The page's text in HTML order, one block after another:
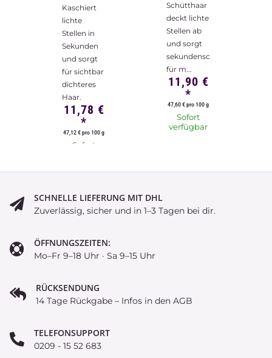
Kaschiert
lichte
Stellen in
Sekunden
und sorgt
für sichtbar
dichteres
Haar.
11,78 €
*
47,12 € pro 100 g
Sofort
Schütthaar
deckt lichte
Stellen ab
und sorgt
sekundenschnell
für m...
11,90 €
*
47,60 € pro 100 g
Sofort
verfügbar
SCHNELLE LIEFERUNG MIT DHL
Zuverlässig, sicher und in 1–3 Tagen bei dir.
ÖFFNUNGSZEITEN:
Mo–Fr 9–18 Uhr · Sa 9–15 Uhr
RÜCKSENDUNG
14 Tage Rückgabe – Infos in den AGB
TELEFONSUPPORT
0209 - 15 52 683